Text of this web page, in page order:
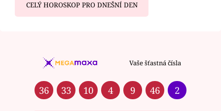
CELÝ HOROSKOP PRO DNEŠNÍ DEN
Vaše šťastná čísla
36 33 10 4 9 46 2